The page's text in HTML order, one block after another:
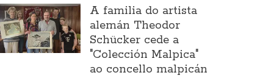
A familia do artista
alemán Theodor
Schücker cede a
"Colección Malpica"
ao concello malpicán